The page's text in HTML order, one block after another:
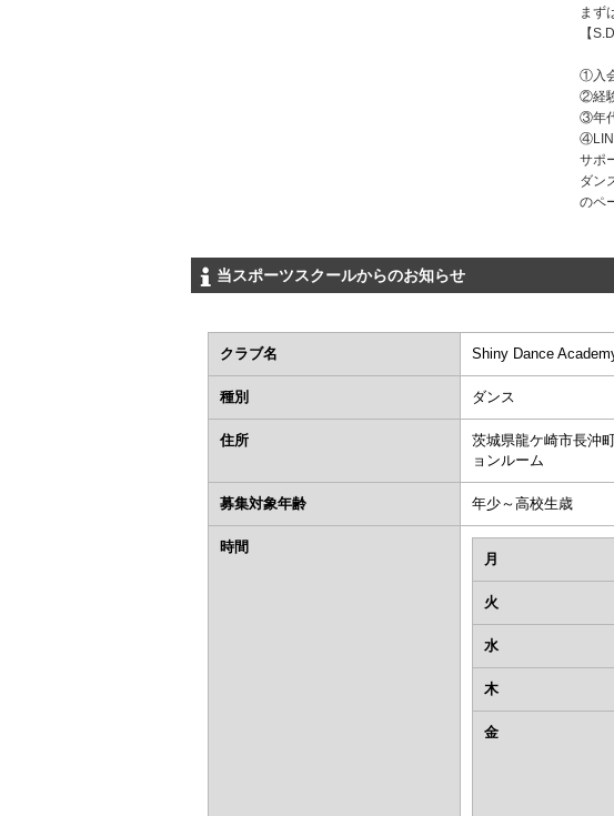
まず
【
①入
②経
③年
サポ
ダン
のペ
当スポーツスクールからのお知らせ
クラブ名 Shiny Dance
種別 ダンス
住所
茨城県龍ケ崎市長沖
ョンルーム
募集対象年齢 年少～高校生歳
時間
月
火
水
木
金